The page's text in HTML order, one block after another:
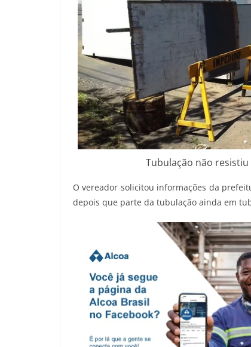
Tubulação não
O vereador solicitou informações da
depois que parte da tubulação ainda em